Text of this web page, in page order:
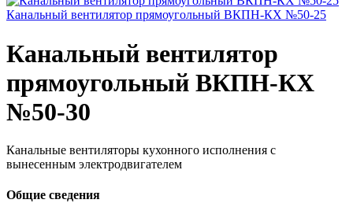
Канальный вентилятор прямоугольный ВКПН-КХ №50-25
Канальный вентилятор
прямоугольный ВКПН-КХ
№50-30
Канальные вентиляторы кухонного исполнения с
вынесенным электродвигателем
Общие сведения